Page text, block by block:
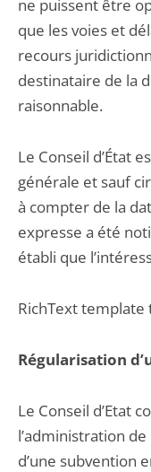
ne puissent être
que les voies et
recours
destinataire de la
raisonnable.
Le Conseil d’État
générale et sauf
à compter de la
expresse a été
établi que
RichText template
Régularisation
Le Conseil d’Etat
l’administration
d’une subvention